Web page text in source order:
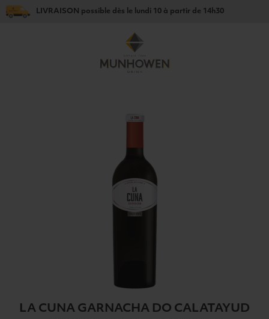
LIVRAISON possible dès le lundi 10 à partir de 14h30
LA CUNA GARNACHA DO CALATAYUD